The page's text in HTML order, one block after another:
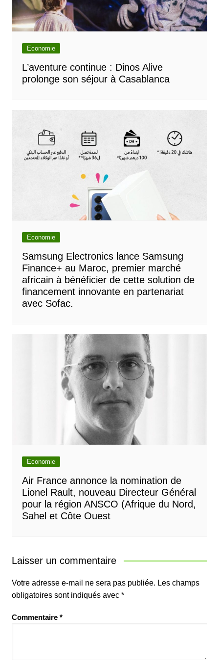
Economie
L’aventure continue : Dinos Alive
prolonge son séjour à Casablanca
Economie
Samsung Electronics lance Samsung
Finance+ au Maroc, premier marché
africain à bénéficier de cette solution de
financement innovante en partenariat
avec Sofac.
Economie
Air France annonce la nomination de
Lionel Rault, nouveau Directeur Général
pour la région ANSCO (Afrique du Nord,
Sahel et Côte Ouest
Laisser un commentaire
Votre adresse e-mail ne sera pas publiée. Les champs
obligatoires sont indiqués avec *
Commentaire *